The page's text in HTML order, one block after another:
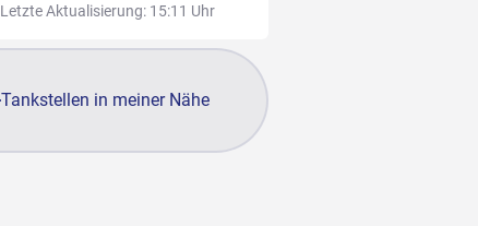
Letzte Aktualisierung: 15:11 Uhr
Tankstellen in meiner Nähe